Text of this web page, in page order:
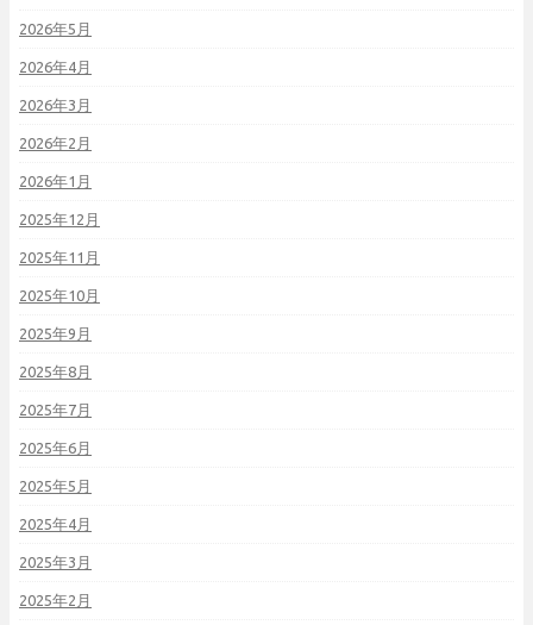
2026年5月
2026年4月
2026年3月
2026年2月
2026年1月
2025年12月
2025年11月
2025年10月
2025年9月
2025年8月
2025年7月
2025年6月
2025年5月
2025年4月
2025年3月
2025年2月